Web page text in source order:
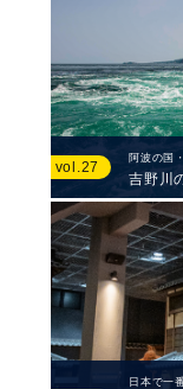
vol.27
阿波の国
吉野川
日本で一